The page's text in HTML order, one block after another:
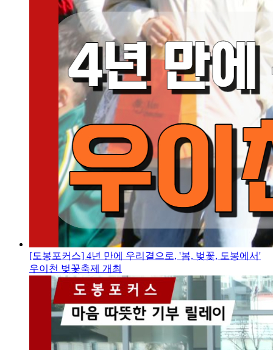
[도봉포커스] 4년 만에 우리곁으로, '봄, 벚꽃, 도봉에서'
우이천 벚꽃축제 개최